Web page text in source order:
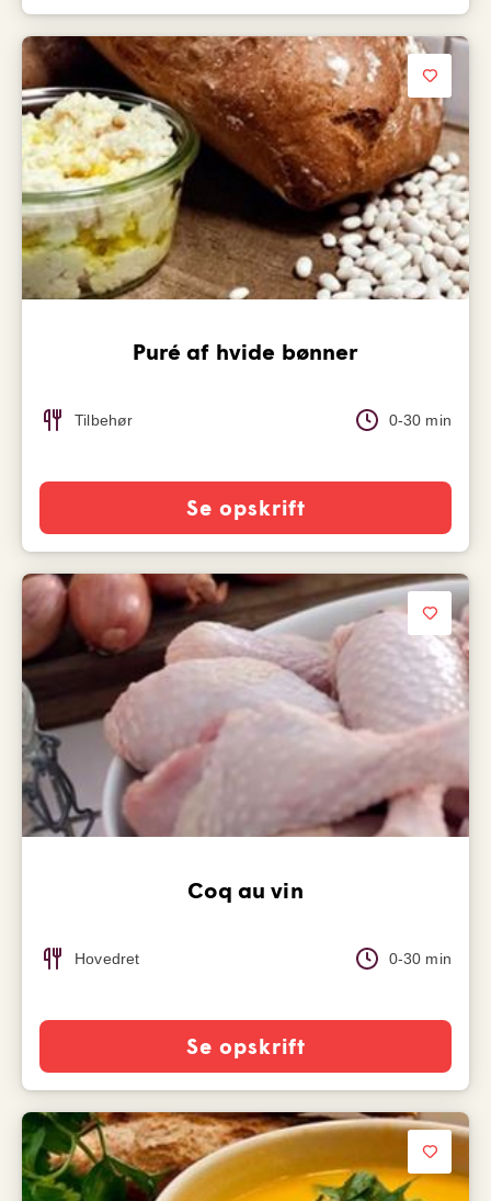
Puré af hvide bønner
Tilbehør 0-30 min
Se opskrift
Coq au vin
Hovedret 0-30 min
Se opskrift